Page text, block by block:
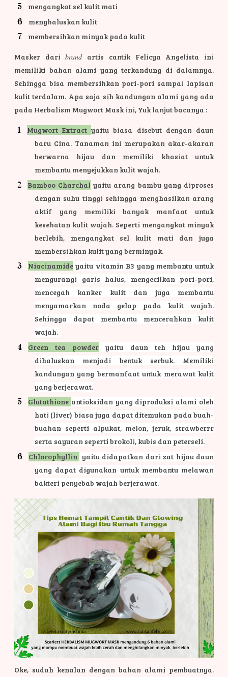
mengangkat sel kulit mati
menghaluskan kulit
membersihkan minyak pada kulit
Masker daribrandartis cantik Felicya Angelista ini
memiliki bahan alami yang terkandung di dalamnya.
Sehingga bisa membersihkan pori-pori sampai lapisan
kulit terdalam. Apa saja sih kandungan alami yang ada
pada Herbalism Mugwort Mask ini, Yuk lanjut bacanya :
Mugwort Extractyaitu biasa disebut dengan daun
baru Cina. Tanaman ini merupakan akar-akaran
berwarna hijau dan memiliki khasiat untuk
membantu menyejukkan kulit wajah.
Bamboo Charchal yaitu arang bambu yang diproses
dengan suhu tinggi sehingga menghasilkan arang
aktif yang memiliki banyak manfaat untuk
kesehatan kulit wajah. Seperti mengangkat minyak
berlebih, mengangkat sel kulit mati dan juga
membersihkan kulit yang berminyak.
Niacinamideyaitu vitamin B3 yang membantu untuk
mengurangi garis halus, mengecilkan pori-pori,
mencegah kanker kulit dan juga membantu
menyamarkan noda gelap pada kulit wajah.
Sehingga dapat membantu mencerahkan kulit
wajah.
Green tea powder yaitu daun teh hijau yang
dihaluskan menjadi bentuk serbuk. Memiliki
kandungan yang bermanfaat untuk merawat kulit
yang berjerawat.
Glutathione antioksidan yang diproduksi alami oleh
hati (liver) biasa juga dapat ditemukan pada buah-
buahan seperti alpukat, melon, jeruk, strawberrr
serta sayuran seperti brokoli, kubis dan peterseli.
Chlorophyllin yaitu didapatkan dari zat hijau daun
yang dapat digunakan untuk membantu melawan
bakteri penyebab wajah berjerawat.
Oke, sudah kenalan dengan bahan alami pembuatnya.